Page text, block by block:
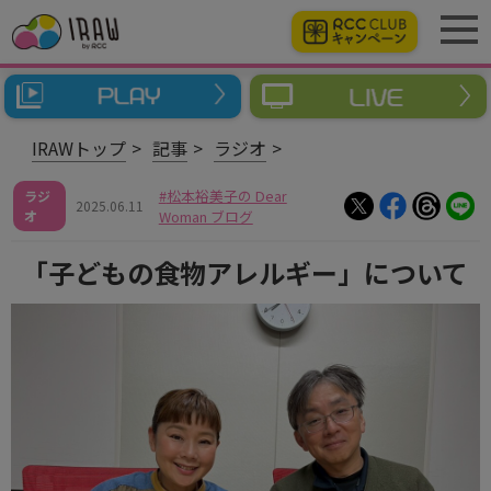
IRAWトップ 記事 ラジオ
ラジ
オ
2025.06.11
松本裕美子の Dear
Woman ブログ
「子どもの食物アレルギー」について